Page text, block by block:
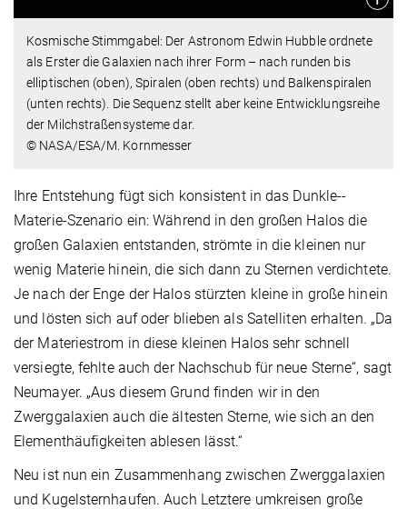
Kosmische Stimmgabel: Der Astronom Edwin Hubble ordnete
als Erster die Galaxien nach ihrer Form – nach runden bis
elliptischen (oben), Spiralen (oben rechts) und Balkenspiralen
(unten rechts). Die Sequenz stellt aber keine Entwicklungsreihe
der Milchstraßensysteme dar.
© NASA/ESA/M. Kornmesser
Ihre Entstehung fügt sich konsistent in das Dunkle-­
Materie-Szenario ein: Während in den großen Halos die
großen Galaxien entstanden, strömte in die kleinen nur
wenig Materie hinein, die sich dann zu Sternen verdichtete.
Je nach der Enge der Halos stürzten kleine in große hinein
und lösten sich auf oder blieben als Satelliten erhalten. „Da
der Materiestrom in diese kleinen Halos sehr schnell
versiegte, fehlte auch der Nachschub für neue Sterne“, sagt
Neumayer. „Aus diesem Grund finden wir in den
Zwerggalaxien auch die ältesten Sterne, wie sich an den
Elementhäufigkeiten ablesen lässt.“
Neu ist nun ein Zusammenhang zwischen Zwerggalaxien
und Kugelsternhaufen. Auch Letztere umkreisen gro­ße